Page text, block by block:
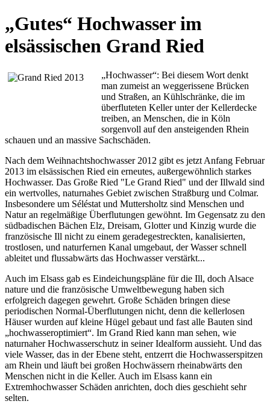
„Gutes“ Hochwasser im
elsässischen Grand Ried
„Hochwasser“: Bei diesem Wort denkt
man zumeist an weggerissene Brücken
und Straßen, an Kühlschränke, die im
überfluteten Keller unter der Kellerdecke
treiben, an Menschen, die in Köln
sorgenvoll auf den ansteigenden Rhein
schauen und an massive Sachschäden.
Nach dem Weihnachtshochwasser 2012 gibt es jetzt Anfang Februar
2013 im elsässischen Ried ein erneutes, außergewöhnlich starkes
Hochwasser. Das Große Ried "Le Grand Ried" und der Illwald sind
ein wertvolles, naturnahes Gebiet zwischen Straßburg und Colmar.
Insbesondere um Séléstat und Muttersholtz sind Menschen und
Natur an regelmäßige Überflutungen gewöhnt. Im Gegensatz zu den
südbadischen Bächen Elz, Dreisam, Glotter und Kinzig wurde die
französische Ill nicht zu einem geradegestreckten, kanalisierten,
trostlosen, und naturfernen Kanal umgebaut, der Wasser schnell
ableitet und flussabwärts das Hochwasser verstärkt...
Auch im Elsass gab es Eindeichungspläne für die Ill, doch Alsace
nature und die französische Umweltbewegung haben sich
erfolgreich dagegen gewehrt. Große Schäden bringen diese
periodischen Normal-Überflutungen nicht, denn die kellerlosen
Häuser wurden auf kleine Hügel gebaut und fast alle Bauten sind
„hochwasseroptimiert“. Im Grand Ried kann man sehen, wie
naturnaher Hochwasserschutz in seiner Idealform aussieht. Und das
viele Wasser, das in der Ebene steht, entzerrt die Hochwasserspitzen
am Rhein und läuft bei großen Hochwässern rheinabwärts den
Menschen nicht in die Keller. Auch im Elsass kann ein
Extremhochwasser Schäden anrichten, doch dies geschieht sehr
selten.